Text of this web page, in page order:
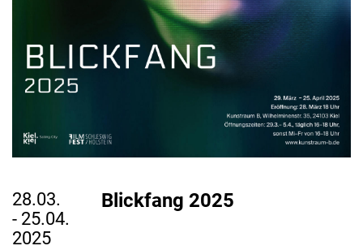
28.03.
- 25.04.
2025
Blickfang 2025